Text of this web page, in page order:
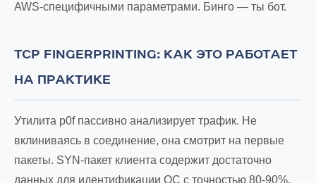
AWS-специфичными параметрами. Бинго — ты бот.
TCP FINGERPRINTING: КАК ЭТО РАБОТАЕТ
НА ПРАКТИКЕ
Утилита p0f пассивно анализирует трафик. Не
вклиниваясь в соединение, она смотрит на первые
пакеты. SYN-пакет клиента содержит достаточно
данных для идентификации ОС с точностью 80-90%.